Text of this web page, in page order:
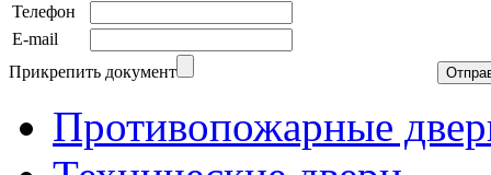
Телефон
E-mail
Прикрепить документ
Противопожарные